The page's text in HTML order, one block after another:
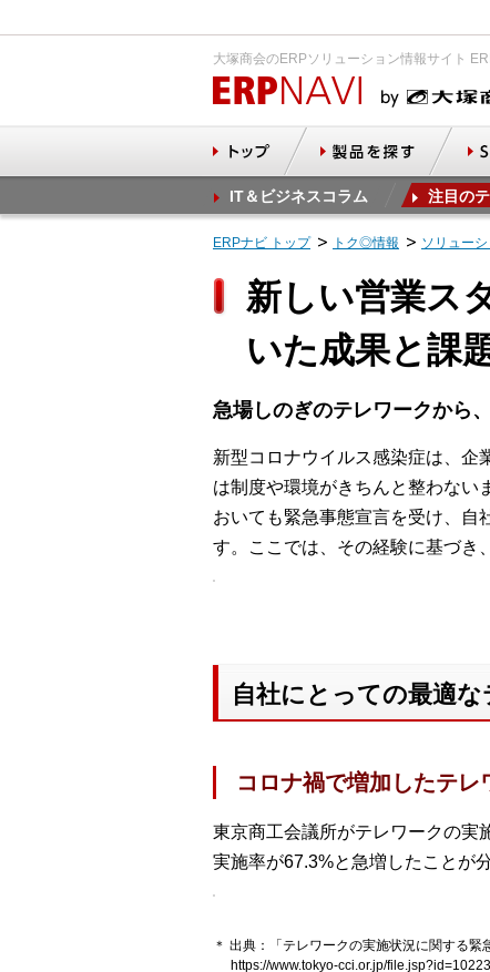
大塚商会のERPソリューション情報サイト
IT＆ビジネスコラム 注目の
ERPナビ トップ トク◎情報 ソリュー
新しい営業ス
いた成果と課
急場しのぎのテレワークから
新型コロナウイルス感染症は、企
は制度や環境がきちんと整わない
おいても緊急事態宣言を受け、自
す。ここでは、その経験に基づき
自社にとっての最適
コロナ禍で増加したテレ
東京商工会議所がテレワークの実
実施率が67.3%と急増したことが
＊ 出典：「テレワークの実施状況に関する緊
https://www.tokyo-cci.or.jp/